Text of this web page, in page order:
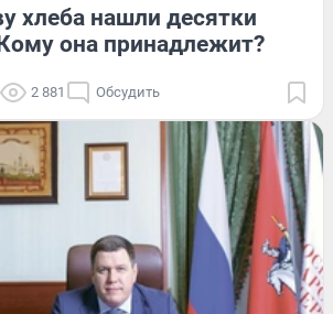
хлеба нашли десятки
она принадлежит?
2 881 Обсудить